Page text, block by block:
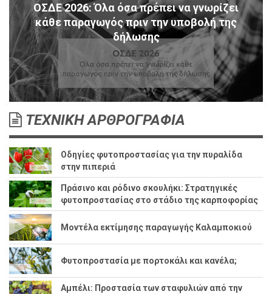
ΟΣΔΕ 2026: Όλα όσα πρέπει να γνωρίζει
κάθε παραγωγός πριν την υποβολή της
δήλωσης
ΤΕΧΝΙΚΗ ΑΡΘΡΟΓΡΑΦΙΑ
Οδηγίες φυτοπροστασίας για την πυραλίδα
στην πιπεριά
Πράσινο και ρόδινο σκουλήκι: Στρατηγικές
φυτοπροστασίας στο στάδιο της καρποφορίας
Μοντέλα εκτίμησης παραγωγής Καλαμποκιού
Φυτοπροστασία με πορτοκάλι και κανέλα;
Αμπέλι: Προστασία των σταφυλιών από την